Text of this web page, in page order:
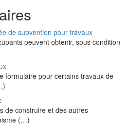
de subvention pour travaux
peuvent obtenir, sous condition
formulaire pour certains travaux de
de construire et des autres
(…)